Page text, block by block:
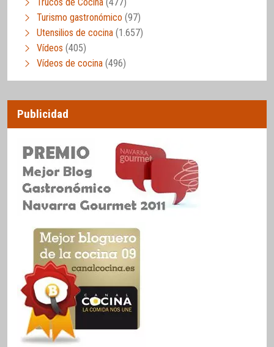
Turismo gastronómico (97)
Utensilios de cocina (1.657)
Vídeos (405)
Vídeos de cocina (496)
Publicidad